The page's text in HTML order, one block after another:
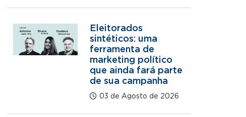
Eleitorados
sintéticos: uma
ferramenta de
marketing político
que ainda fará parte
de sua campanha
03 de Agosto de 2026